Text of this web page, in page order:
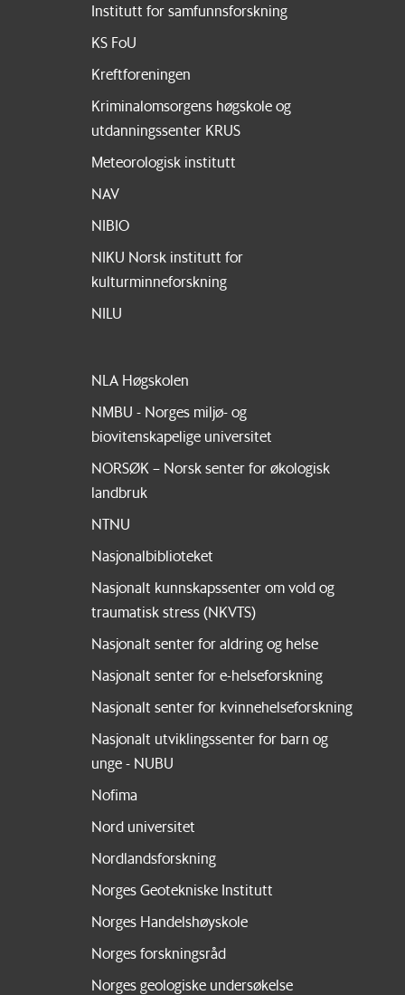
Institutt for samfunnsforskning
KS FoU
Kreftforeningen
Kriminalomsorgens høgskole og
utdanningssenter KRUS
Meteorologisk institutt
NAV
NIBIO
NIKU Norsk institutt for
kulturminneforskning
NILU
NLA Høgskolen
NMBU - Norges miljø- og
biovitenskapelige universitet
NORSØK – Norsk senter for økologisk
landbruk
NTNU
Nasjonalbiblioteket
Nasjonalt kunnskapssenter om vold og
traumatisk stress (NKVTS)
Nasjonalt senter for aldring og helse
Nasjonalt senter for e-helseforskning
Nasjonalt senter for kvinnehelseforskning
Nasjonalt utviklingssenter for barn og
unge - NUBU
Nofima
Nord universitet
Nordlandsforskning
Norges Geotekniske Institutt
Norges Handelshøyskole
Norges forskningsråd
Norges geologiske undersøkelse